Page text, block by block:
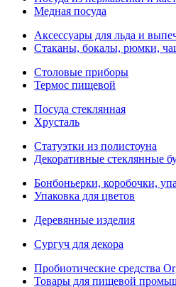
Медная посуда
Аксессуары для льда и
Стаканы, бокалы, рюмки,
Столовые приборы
Термос пищевой
Посуда стеклянная
Хрусталь
Статуэтки из полистоуна
Декоративные стеклянные
Бонбоньерки, коробочки,
Упаковка для цветов
Деревянные изделия
Сургуч для декора
Пробиотические средства
Товары для пищевой